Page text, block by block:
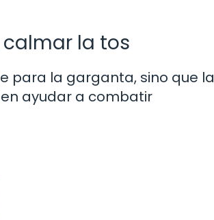
la tos
para la garganta, sino que la
ayudar a combatir